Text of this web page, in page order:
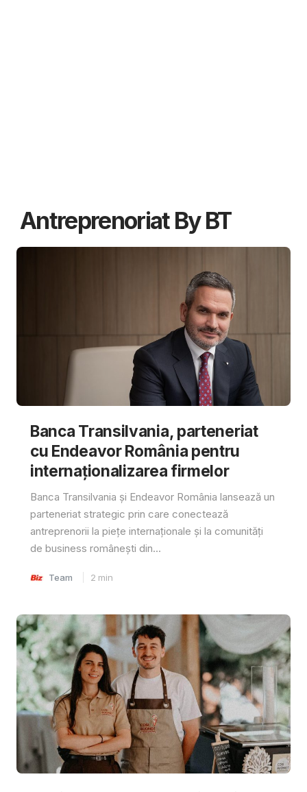
Antreprenoriat By BT
Banca Transilvania, parteneriat
cu Endeavor România pentru
internaționalizarea firmelor
Banca Transilvania și Endeavor România lansează un
parteneriat strategic prin care conectează
antreprenorii la piețe internaționale și la comunități
de business românești din...
Team 2 min